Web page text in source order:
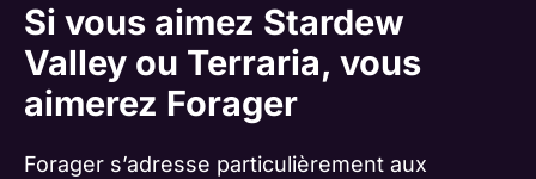
Si vous aimez Stardew
Valley ou Terraria, vous
aimerez Forager
Forager s’adresse particulièrement aux